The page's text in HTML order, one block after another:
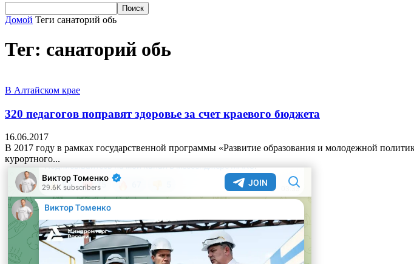
Домой Теги санаторий обь
Тег: санаторий обь
В Алтайском крае
320 педагогов поправят здоровье за счет краевого бюджета
16.06.2017
В 2017 году в рамках государственной программы «Развитие образования и молодежной
курортного...